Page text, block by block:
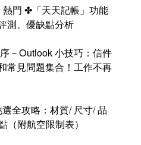
熱門 ✤「天天記帳」功能
測、優缺點分析
－Outlook 小技巧：信件
常見問題集合！工作不再
全攻略：材質/ 尺寸/ 品
（附航空限制表）